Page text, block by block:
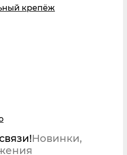
крепёж
Новинки,